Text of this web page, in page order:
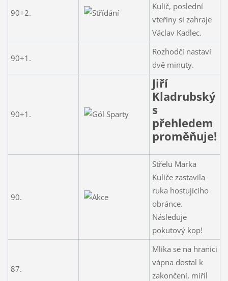
90+2.
Kulič, poslední
vteřiny si zahraje
Václav Kadlec.
90+1.
Rozhodčí nastaví
dvě minuty.
90+1.
Jiří
Kladrubský
s
přehledem
proměňuje!
90.
Střelu Marka
Kuliče zastavila
ruka hostujícího
obránce.
Následuje
pokutový kop!
87.
Mlika se na hranici
vápna dostal k
zakončení, mířil